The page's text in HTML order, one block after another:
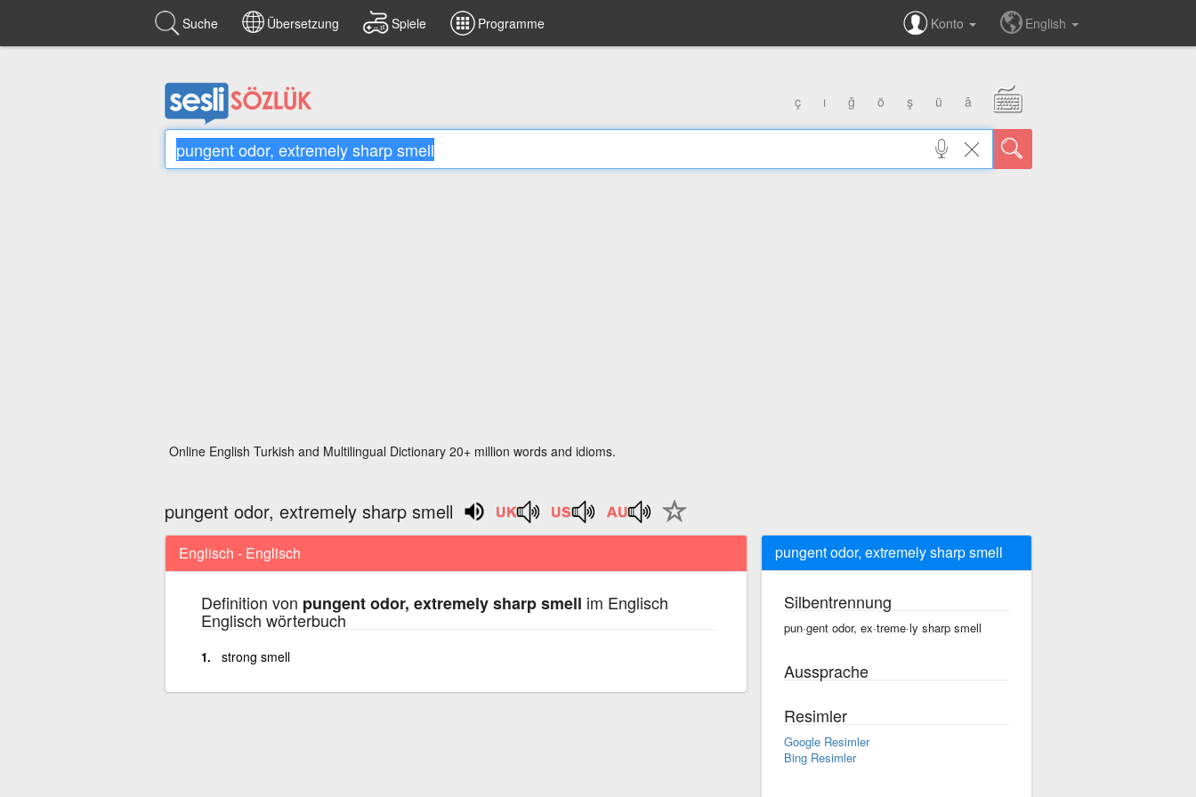
Suche Übersetzung Spiele Programme Konto English
ç ı ğ ö ş ü â
Online English Turkish and Multilingual Dictionary 20+ million words and idioms.
pungent odor, extremely sharp smell
Englisch - Englisch
Definition von pungent odor, extremely sharp smell im Englisch
Englisch wörterbuch
strong smell
pungent odor, extremely sharp smell
Silbentrennung
pun·gent odor, ex·treme·ly sharp smell
Aussprache
Resimler
Google Resimler
Bing Resimler